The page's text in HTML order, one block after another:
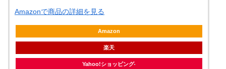
Amazonで商品の詳細を見る
Amazon
楽天
Yahoo!ショッピング